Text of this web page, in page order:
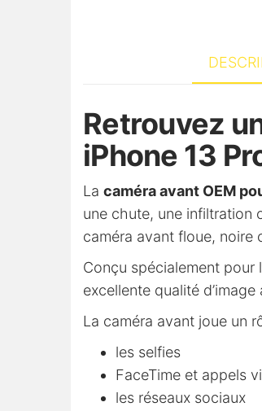
Retrouvez
iPhone 13
La caméra avant OEM
une chute, une infiltration
caméra avant floue, noire
Conçu spécialement pour
excellente qualité
La caméra avant joue un
les selfies
FaceTime et appels
les réseaux sociaux